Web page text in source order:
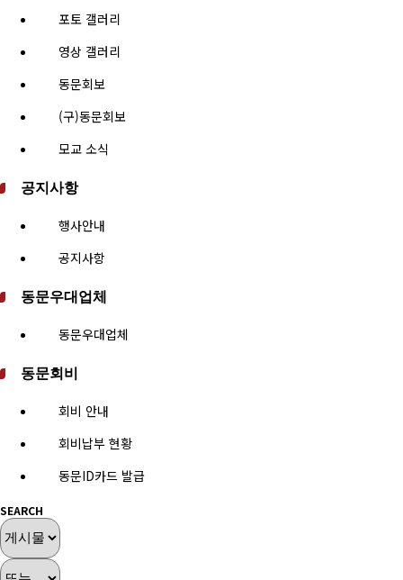
포토 갤러리
영상 갤러리
동문회보
(구)동문회보
모교 소식
공지사항
행사안내
공지사항
동문우대업체
동문우대업체
동문회비
회비 안내
회비납부 현황
동문ID카드 발급
SEARCH